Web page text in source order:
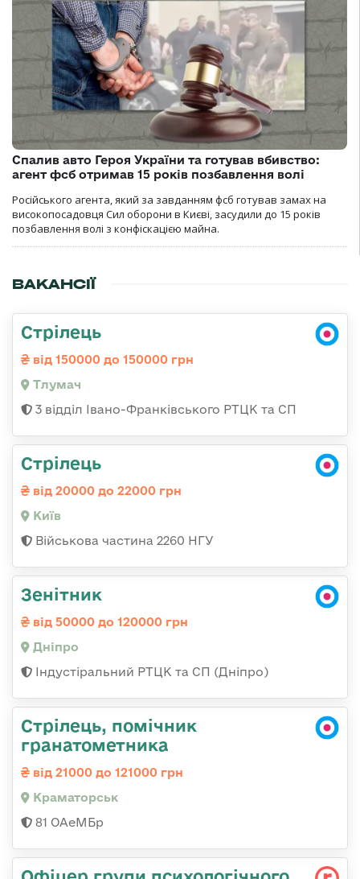
Спалив авто Героя України та готував вбивство:
агент фсб отримав 15 років позбавлення волі
Російського агента, який за завданням фсб готував замах на
високопосадовця Сил оборони в Києві, засудили до 15 років
позбавлення волі з конфіскацією майна.
ВАКАНСІЇ
Стрілець
від 150000 до 150000 грн
Тлумач
3 відділ Івано-Франківського РТЦК та СП
Стрілець
від 20000 до 22000 грн
Київ
Військова частина 2260 НГУ
Зенітник
від 50000 до 120000 грн
Дніпро
Індустіральний РТЦК та СП (Дніпро)
Стрілець, помічник
гранатометника
від 21000 до 121000 грн
Краматорськ
81 ОАеМБр